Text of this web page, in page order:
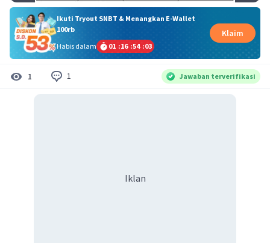
Ikuti Tryout SNBT & Menangkan E-Wallet
100rb
Habis dalam
01 :16 :54 :03
Klaim
1 1 Jawaban terverifikasi
Iklan